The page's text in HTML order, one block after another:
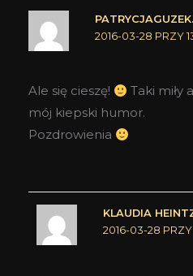
2016-03-28 PRZY
Ale się cieszę!
Taki miły
mój kiepski humor.
Pozdrowienia
KLAUDIA
2016-03-28 PRZY